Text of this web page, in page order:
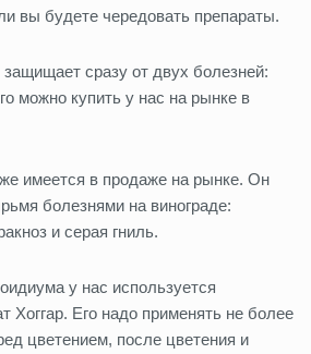
вы будете чередовать препараты.
сразу от двух болезней:
можно купить у нас на рынке в
имеется в продаже на рынке. Он
болезнями на винограде:
и серая гниль.
у нас используется
Хоггар. Его надо применять не более
цветением, после цветения и